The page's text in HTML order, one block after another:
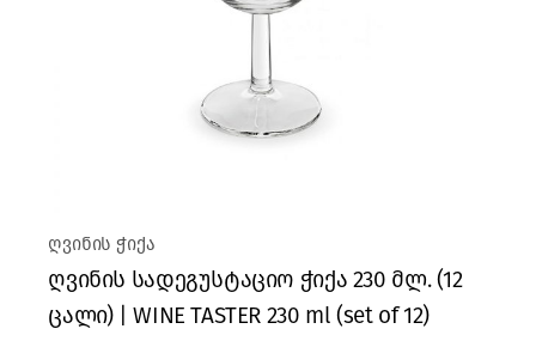
ღვინის ჭიქა
ღვინის სადეგუსტაციო ჭიქა 230 მლ. (12
ცალი) | WINE TASTER 230 ml (set of 12)